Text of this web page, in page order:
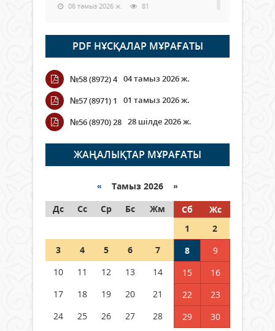
06 тамыз 2026 ж. 81
Open Air: Қызылорда облысы
полиция департаменті 20
мыңнан астам көрерменнің
қауіпсіздігін қамтамасыз етті
06 тамыз 2026 ж.
Wi-Fi ҚАБЫРҒА АРҚЫЛЫ ҚАЛАЙ
ӨТЕДІ?
06 тамыз 2026 ж. 257
граждане Казахстана,
05 тамыз 2026 ж. 139
Шетелде жүрген Қазақстан
азаматтары қалай дауыс бере
PDF НҰСҚАЛАР МҰРАҒАТЫ
№58 (8972) 4 04 тамыз 2026 ж.
№57 (8971) 1
01 тамыз 2026 ж.
№56 (8970) 28 28 шілде 2026 ж.
ЖАҢАЛЫҚТАР МҰРАҒАТЫ
« Тамыз 2026 »
Дс
Сс Ср Бс Жм Сб
Жс
1
2
3
4 5 6 7 8
9
10
11 12 13 14 15
16
17
18 19 20 21 22
23
24
25 26 27 28 29
30